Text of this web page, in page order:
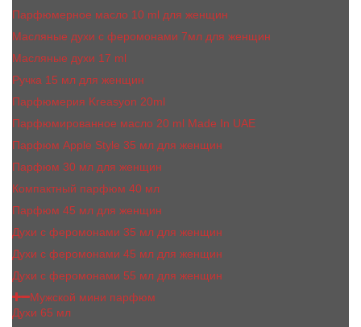
Парфюмерное масло 10 ml для женщин
Масляные духи c феромонами 7мл для женщин
Масляные духи 17 ml
Ручка 15 мл для женщин
Парфюмерия Kreasyon 20ml
Парфюмированное масло 20 ml Made In UAE
Парфюм Apple Style 35 мл для женщин
Парфюм 30 мл для женщин
Компактный парфюм 40 мл
Парфюм 45 мл для женщин
Духи с феромонами 35 мл для женщин
Духи с феромонами 45 мл для женщин
Духи с феромонами 55 мл для женщин
Мужской мини парфюм
Духи 65 мл